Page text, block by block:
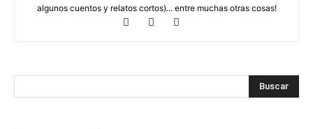
algunos cuentos y relatos cortos)... entre muchas otras cosas!